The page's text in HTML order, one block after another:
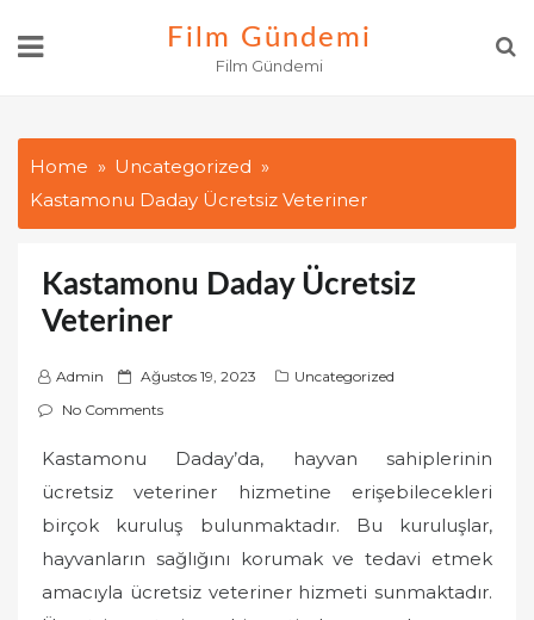
Film Gündemi
Film Gündemi
Home
Uncategorized
Kastamonu Daday Ücretsiz Veteriner
Kastamonu Daday Ücretsiz
Veteriner
Admin
P
o
t
e
d
Ağustos 19, 2023
Uncategorized
No Comments
Kastamonu Daday’da, hayvan sahiplerinin
ücretsiz veteriner hizmetine erişebilecekleri
birçok kuruluş bulunmaktadır. Bu kuruluşlar,
hayvanların sağlığını korumak ve tedavi etmek
amacıyla ücretsiz veteriner hizmeti sunmaktadır.